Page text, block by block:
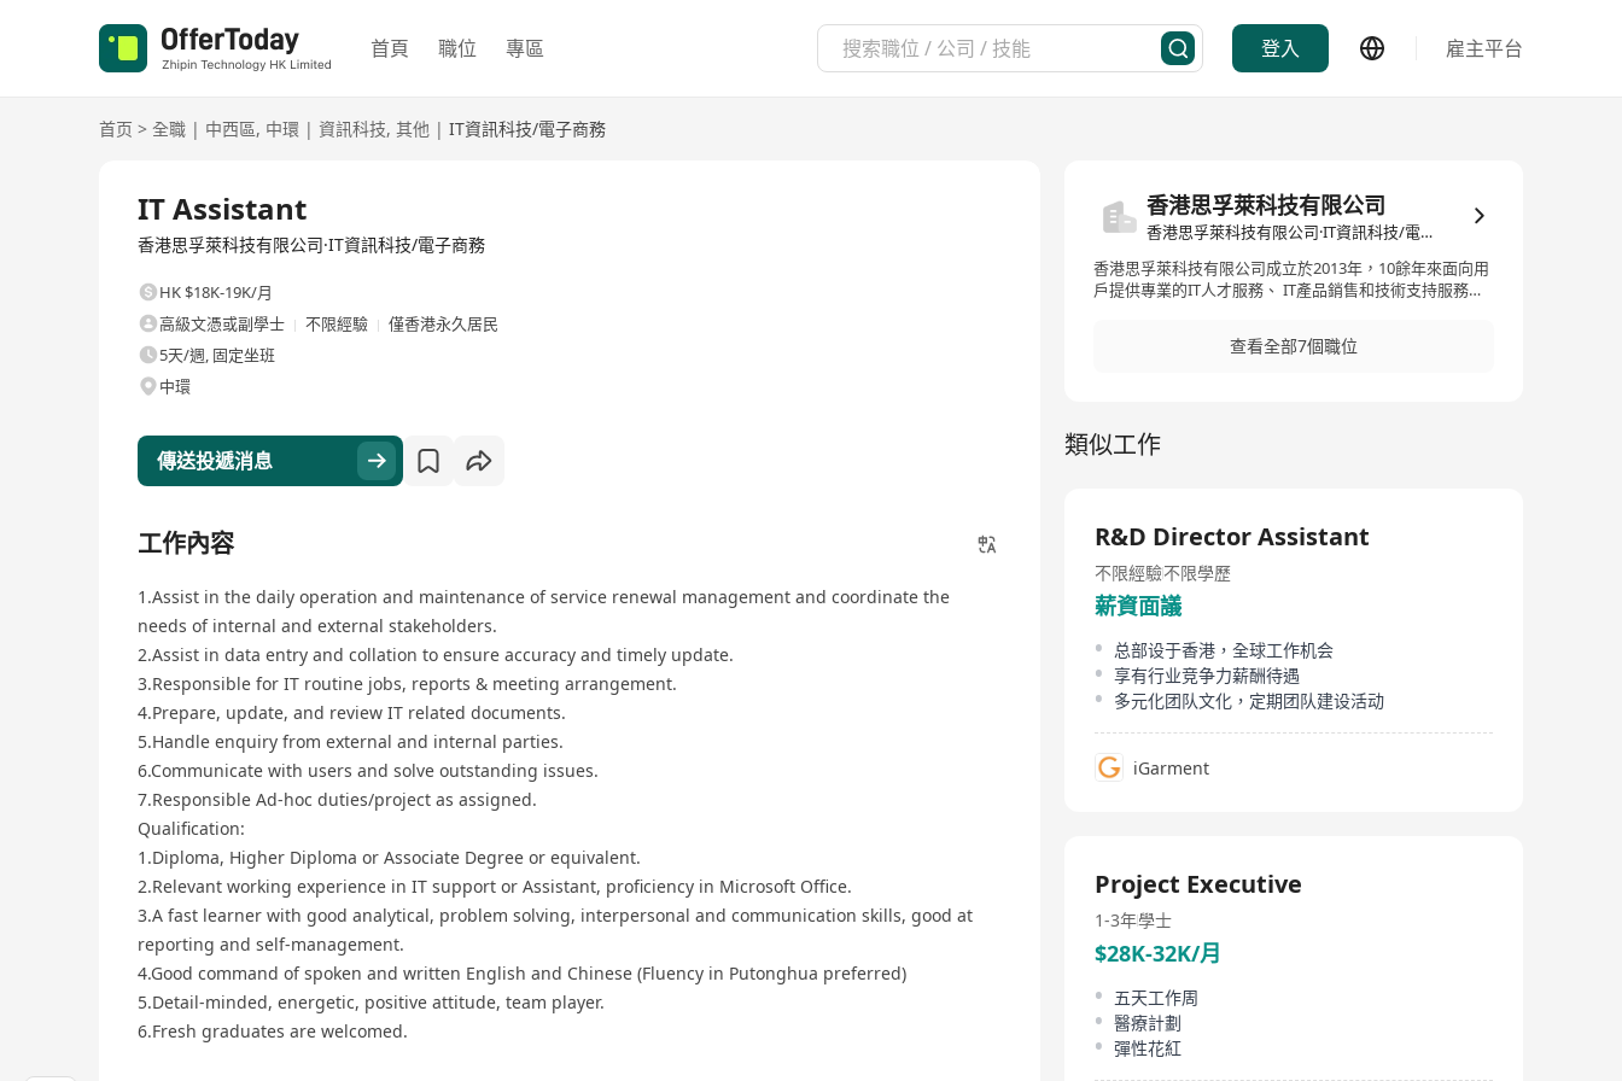
首頁 職位 專區 登入 雇主平台
首页 > 全職 | 中西區, 中環 | 資訊科技, 其他 | IT資訊科技/電子商務
IT Assistant
香港思孚萊科技有限公司·IT資訊科技/電子商務
HK $18K-19K/月
高級文憑或副學士
不限經驗
僅香港永久居民
5天/週, 固定坐班
中環
傳送投遞消息
工作內容
1.Assist in the daily operation and maintenance of service renewal management and coordinate the
needs of internal and external stakeholders.
2.Assist in data entry and collation to ensure accuracy and timely update.
3.Responsible for IT routine jobs, reports & meeting arrangement.
4.Prepare, update, and review IT related documents.
5.Handle enquiry from external and internal parties.
6.Communicate with users and solve outstanding issues.
7.Responsible Ad-hoc duties/project as assigned.
Qualification:
1.Diploma, Higher Diploma or Associate Degree or equivalent.
2.Relevant working experience in IT support or Assistant, proficiency in Microsoft Office.
3.A fast learner with good analytical, problem solving, interpersonal and communication skills, good at
reporting and self-management.
4.Good command of spoken and written English and Chinese (Fluency in Putonghua preferred)
5.Detail-minded, energetic, positive attitude, team player.
6.Fresh graduates are welcomed.
香港思孚萊科技有限公司
香港思孚萊科技有限公司·IT資訊科技/電子商務
香港思孚萊科技有限公司成立於2013年，10餘年來面向用
戶提供專業的IT人才服務、 IT產品銷售和技術支持服務、
值的資產”，我們組建了人才拓展團隊和人才服務團隊為我
們的客戶、我們自己在市場中挖掘最合適的人才、留住人
查看全部7個職位
類似工作
R&D Director Assistant
不限經驗不限學歷
薪資面議
总部设于香港，全球工作机会
享有行业竞争力薪酬待遇
多元化团队文化，定期团队建设活动
iGarment
Project Executive
1-3年學士
$28K-32K/月
五天工作周
醫療計劃
彈性花紅